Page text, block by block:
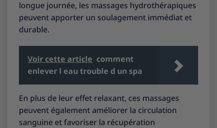
longue journée, les massages hydrothérapiques
peuvent apporter un soulagement immédiat et
durable.
Voir cette article comment
enlever l eau trouble d un spa
En plus de leur effet relaxant, ces massages
peuvent également améliorer la circulation
sanguine et favoriser la récupération